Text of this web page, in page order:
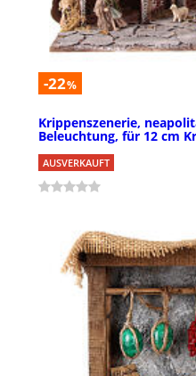
-22%
Krippenszenerie,
Beleuchtung, für 12 cm
AUSVERKAUFT